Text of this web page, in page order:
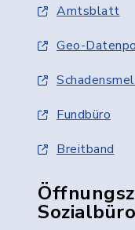
Amtsblatt
Geo-
Fundbüro
Breitband
Sozialbüro